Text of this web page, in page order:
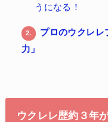
うになる！
2.
プロのウクレレ
力」
ウクレレ歴約３年